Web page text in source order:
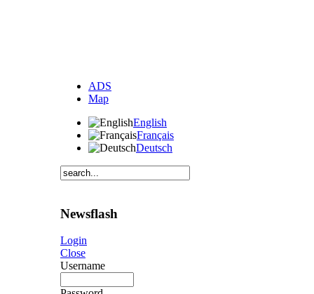
ADS
Map
English
Français
Deutsch
Newsflash
Login
Close
Username